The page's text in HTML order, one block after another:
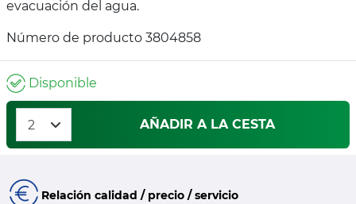
evacuación del agua.
Número de producto 3804858
Disponible
AÑADIR A LA CESTA
Relación calidad / precio / servicio